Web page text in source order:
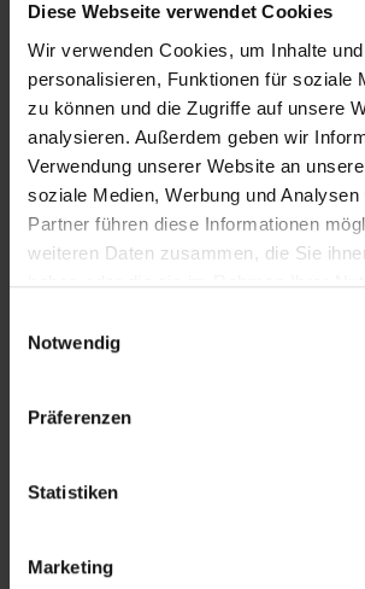
Diese Webseite verwendet Cookies
Wir verwenden Cookies, um Inhalte
personalisieren, Funktionen für soziale
zu können und die Zugriffe auf unsere
analysieren. Außerdem geben wir
Verwendung unserer Website an
soziale Medien, Werbung und
Partner führen diese Informationen
weiteren Daten zusammen, die Sie
haben oder die sie im Rahmen Ihrer
Notwendig
Präferenzen
Statistiken
Marketing